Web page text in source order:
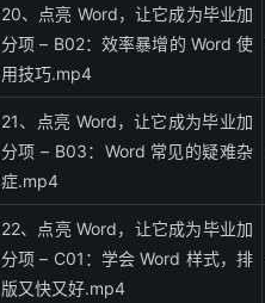
20、点亮 Word，让它成为毕业加
分项 – B02：效率暴增的 Word 使
用技巧.mp4
21、点亮 Word，让它成为毕业加
分项 – B03：Word 常见的疑难杂
症.mp4
22、点亮 Word，让它成为毕业加
分项 – C01：学会 Word 样式，排
版又快又好.mp4